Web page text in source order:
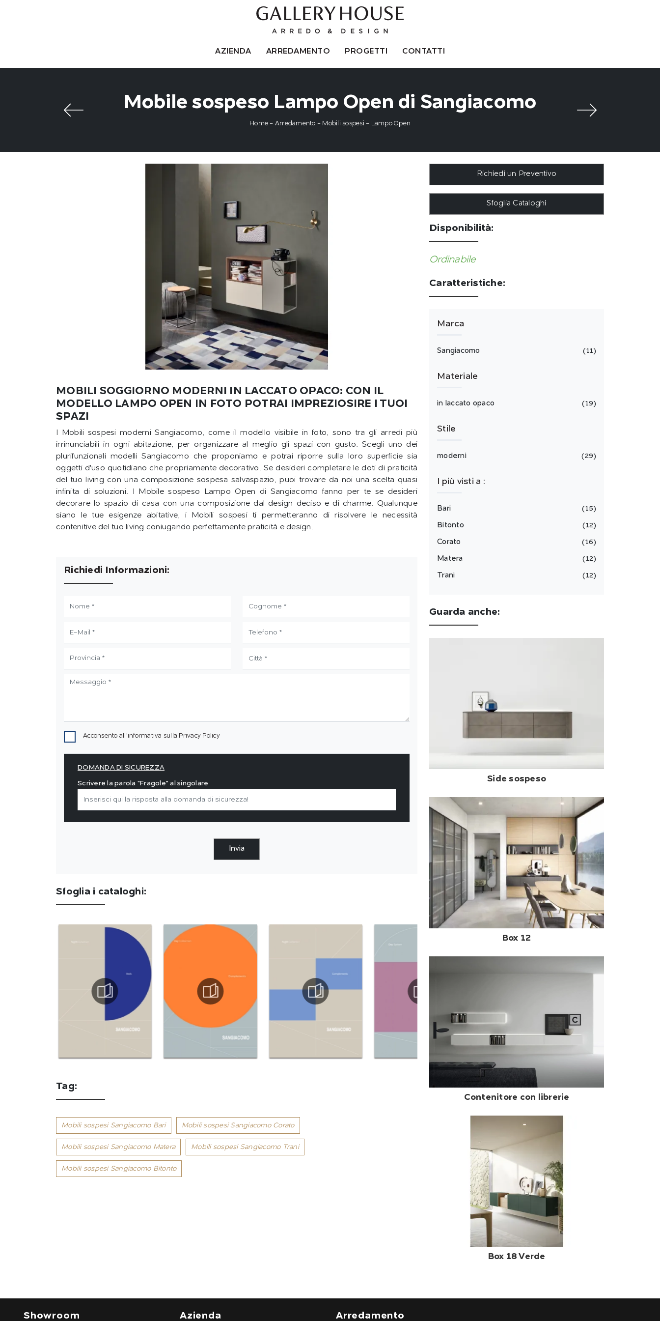
AZIENDA ARREDAMENTO PROGETTI CONTATTI
Mobile sospeso Lampo Open di Sangiacomo
Home - Arredamento - Mobili sospesi - Lampo Open
MOBILI SOGGIORNO MODERNI IN LACCATO OPACO: CON IL
MODELLO LAMPO OPEN IN FOTO POTRAI IMPREZIOSIRE I TUOI
SPAZI
I Mobili sospesi moderni Sangiacomo, come il modello visibile in foto, sono tra gli arredi più
irrinunciabili in ogni abitazione, per organizzare al meglio gli spazi con gusto. Scegli uno dei
plurifunzionali modelli Sangiacomo che proponiamo e potrai riporre sulla loro superficie sia
oggetti d'uso quotidiano che propriamente decorativo. Se desideri completare le doti di praticità
del tuo living con una composizione sospesa salvaspazio, puoi trovare da noi una scelta quasi
infinita di soluzioni. I Mobile sospeso Lampo Open di Sangiacomo fanno per te se desideri
decorare lo spazio di casa con una composizione dal design deciso e di charme. Qualunque
siano le tue esigenze abitative, i Mobili sospesi ti permetteranno di risolvere le necessità
contenitive del tuo living coniugando perfettamente praticità e design.
Richiedi Informazioni:
Acconsento all'informativa sulla Privacy Policy
DOMANDA DI SICUREZZA
Scrivere la parola "Fragole" al singolare
Invia
Sfoglia i cataloghi:
Tag:
Mobili sospesi Sangiacomo Bari Mobili sospesi Sangiacomo Corato
Mobili sospesi Sangiacomo Matera Mobili sospesi Sangiacomo Trani
Mobili sospesi Sangiacomo Bitonto
Richiedi un Preventivo
Sfoglia Cataloghi
Disponibilità:
Ordinabile
Caratteristiche:
Marca
Sangiacomo 11
Materiale
in laccato opaco 19
Stile
moderni 29
I più visti a :
Bari 15
Bitonto 12
Corato 16
Matera 12
Trani 12
Guarda anche:
Side sospeso
Box 12
Contenitore con librerie
Box 18 Verde
Showroom Azienda Arredamento